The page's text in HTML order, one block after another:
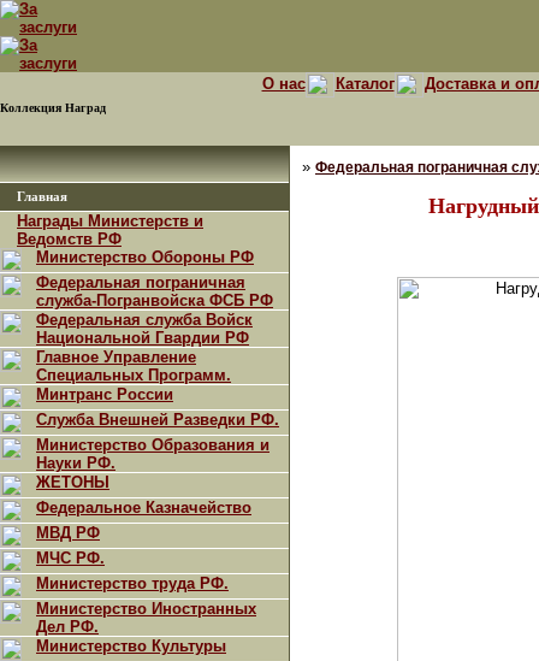
Коллекция Наград
О нас Каталог Доставка и
Главная
Награды Министерств и
Ведомств РФ
Министерство Обороны РФ
Федеральная пограничная
служба-Погранвойска ФСБ РФ
Федеральная служба Войск
Национальной Гвардии РФ
Главное Управление
Специальных Программ.
Минтранс России
Служба Внешней Разведки РФ.
Министерство Образования и
Науки РФ.
ЖЕТОНЫ
Федеральное Казначейство
МВД РФ
МЧС РФ.
Министерство труда РФ.
Министерство Иностранных
Дел РФ.
Министерство Культуры
» Федеральная пограничная